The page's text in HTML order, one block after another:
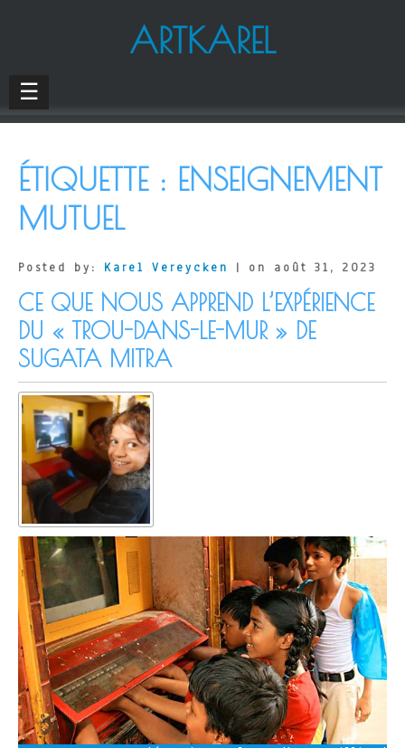
ARTKAREL
☰
ÉTIQUETTE : ENSEIGNEMENT
MUTUEL
Posted by: Karel Vereycken | on août 31, 2023
CE QUE NOUS APPREND L’EXPÉRIENCE
DU « TROU-DANS-LE-MUR » DE
SUGATA MITRA